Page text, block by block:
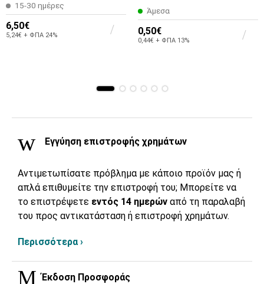
15-30 ημέρες
6,50€
5,24€ + ΦΠΑ 24%
Άμεσα
0,50€
0,44€ + ΦΠΑ 13%
Εγγύηση επιστροφής χρημάτων
Αντιμετωπίσατε πρόβλημα με κάποιο προϊόν μας ή
απλά επιθυμείτε την επιστροφή του; Μπορείτε να
το επιστρέψετε εντός 14 ημερών από τη παραλαβή
του προς αντικατάσταση ή επιστροφή χρημάτων.
Περισσότερα ›
Έκδοση Προσφοράς